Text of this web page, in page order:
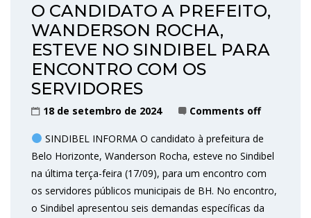
O CANDIDATO A PREFEITO,
WANDERSON ROCHA,
ESTEVE NO SINDIBEL PARA
ENCONTRO COM OS
SERVIDORES
18 de setembro de 2024 Comments off
SINDIBEL INFORMA O candidato à prefeitura de
Belo Horizonte, Wanderson Rocha, esteve no Sindibel
na última terça-feira (17/09), para um encontro com
os servidores públicos municipais de BH. No encontro,
o Sindibel apresentou seis demandas específicas da